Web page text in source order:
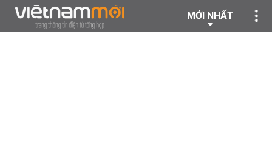
MỚI NHẤT